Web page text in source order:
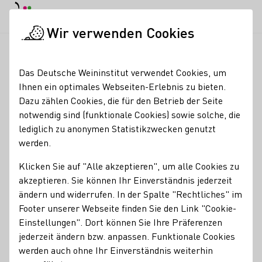
Weinprobiertage im
historischen
Winzerhaus
Registrierung erforderlich
Wir öffnen die Tür unserer Probierstube für alle
Weinliebhaber und die, die es werden wollen.
Erleben Sie die Vielfalt unserer Weine und Sekte und
werfen Sie einen Blick in den historischen Keller. Sicher
gibt es auch für Sie
Wir verwenden Cookies
Das Deutsche Weininstitut verwendet Cookies, um
Ihnen ein optimales Webseiten-Erlebnis zu bieten.
Dazu zählen Cookies, die für den Betrieb der Seite
notwendig sind (funktionale Cookies) sowie solche, die
lediglich zu anonymen Statistikzwecken genutzt
werden.
Klicken Sie auf "Alle akzeptieren", um alle Cookies zu
akzeptieren. Sie können Ihr Einverständnis jederzeit
ändern und widerrufen. In der Spalte "Rechtliches" im
Footer unserer Webseite finden Sie den Link "Cookie-
Einstellungen". Dort können Sie Ihre Präferenzen
jederzeit ändern bzw. anpassen. Funktionale Cookies
werden auch ohne Ihr Einverständnis weiterhin